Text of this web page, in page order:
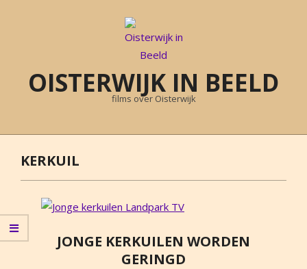
OISTERWIJK IN BEELD
films over Oisterwijk
Primary
Navigation
KERKUIL
JONGE KERKUILEN WORDEN
GERINGD